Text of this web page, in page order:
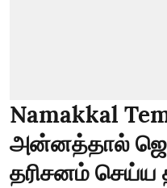
Namakkal
அன்னத்தால்
தரிசனம் செய்ய